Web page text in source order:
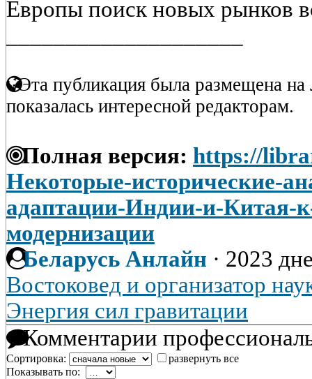
Европы поиск новых рынков
Эта публикация была размещена на
показалась интересной редакторам.
Полная версия: https://
Некоторые-исторические-
адаптации-Индии-и-Китая-
модернизации
Беларусь Анлайн · 2023
Востоковед и организатор
Энергия сил гравитации
Комментарии
Сортировка:
развернуть все
Показывать по: